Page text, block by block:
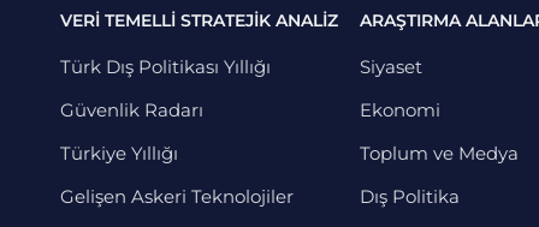
VERİ TEMELLİ STRATEJİK ANALİZ
Türk Dış Politikası Yıllığı
Güvenlik Radarı
Türkiye Yıllığı
Gelişen Askeri Teknolojiler
ARAŞTIRMA
Siyaset
Ekonomi
Toplum ve Medya
Dış Politika